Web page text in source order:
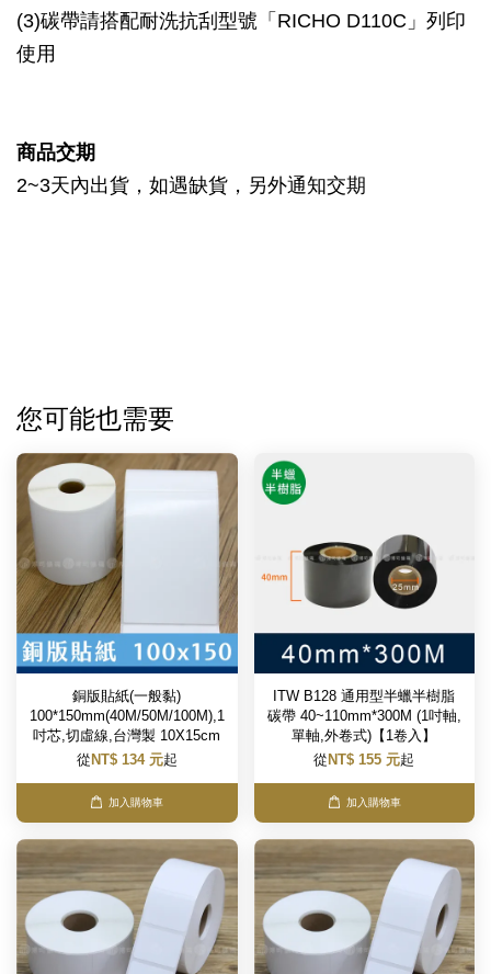
(3)碳帶請搭配耐洗抗刮型號「RICHO D110C」列印
使用
商品交期
2~3天內出貨，如遇缺貨，另外通知交期
您可能也需要
銅版貼紙(一般黏)
100*150mm(40M/50M/100M),1
吋芯,切虛線,台灣製 10X15cm
從 NT$ 134 元起
加入購物車
ITW B128 通用型半蠟半樹脂
碳帶 40~110mm*300M (1吋軸,
單軸,外卷式)【1卷入】
從 NT$ 155 元起
加入購物車